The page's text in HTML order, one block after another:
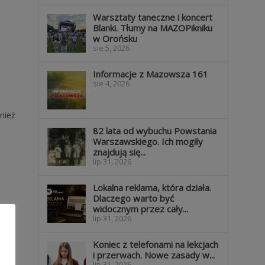
Warsztaty taneczne i koncert
Blanki. Tłumy na MAZOPikniku
w Orońsku
sie 5, 2026
Informacje z Mazowsza 161
sie 4, 2026
82 lata od wybuchu Powstania
Warszawskiego. Ich mogiły
znajdują się...
lip 31, 2026
Lokalna reklama, która działa.
Dlaczego warto być
widocznym przez cały...
lip 31, 2026
Koniec z telefonami na lekcjach
i przerwach. Nowe zasady w...